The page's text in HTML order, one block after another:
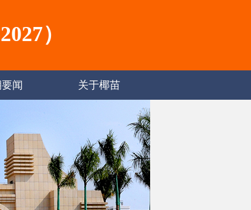
）
闻 关于椰苗